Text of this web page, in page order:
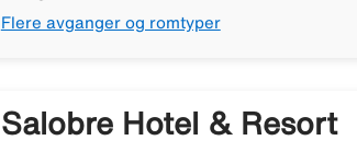
Flere avganger og romtyper
Salobre Hotel & Resort